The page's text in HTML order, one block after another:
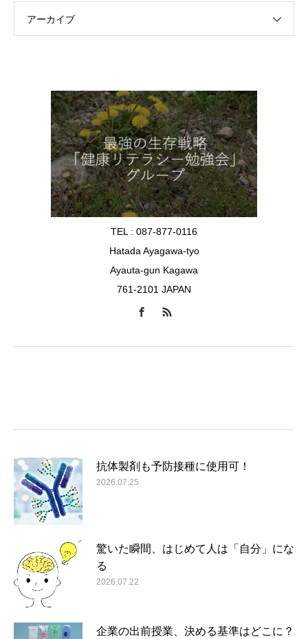
アーカイブ
TEL : 087-877-0116
Hatada Ayagawa-tyo
Ayauta-gun Kagawa
761-2101 JAPAN
抗体製剤も予防接種に使用可！
2026.07.25
驚いた瞬間、はじめて人は「自分」にな
る
2026.07.22
企業の出前授業、決める基準はどこに？